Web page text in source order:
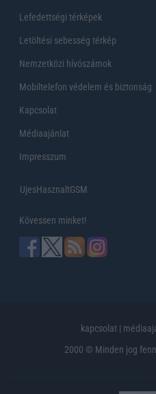
Lefedettségi térképek
Letöltési sebesség térkép
Nemzetközi hívószámok
Mobiltelefon védelem és biztonság
Kapcsolat
Médiaajánlat
Impresszum
UjesHasznaltGSM
Kövessen minket!
kapcsolat |
2000 © Minden jog